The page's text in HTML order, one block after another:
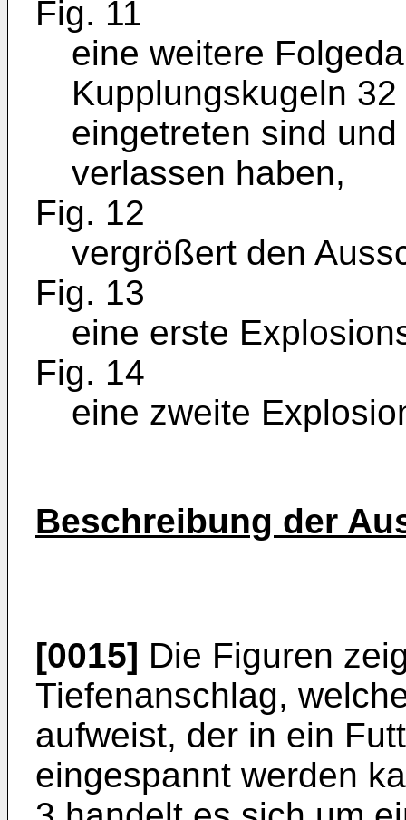
Fig. 11
eine weitere
Kupplungskugeln
eingetreten sind
verlassen haben,
Fig. 12
vergrößert den
Fig. 13
eine erste
Fig. 14
eine zweite
Beschreibung der
[0015] Die Figuren
Tiefenanschlag,
aufweist, der in ein
eingespannt werden